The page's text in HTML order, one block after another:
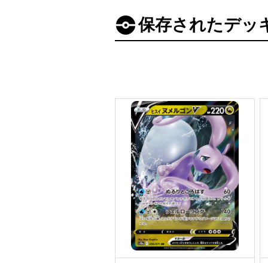
保存されたデッ